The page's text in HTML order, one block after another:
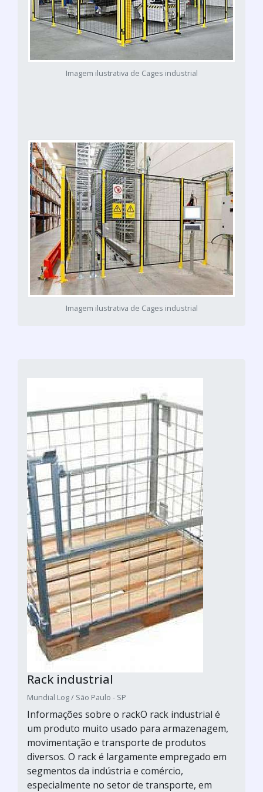
Imagem ilustrativa de Cages industrial
Imagem ilustrativa de Cages industrial
Rack industrial
Mundial Log / São Paulo - SP
Informações sobre o rackO rack industrial é
um produto muito usado para armazenagem,
movimentação e transporte de produtos
diversos. O rack é largamente empregado em
segmentos da indústria e comércio,
especialmente no setor de transporte, em